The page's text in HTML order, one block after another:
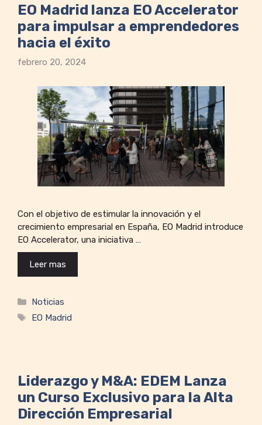
EO Madrid lanza EO Accelerator
para impulsar a emprendedores
hacia el éxito
febrero 20, 2024
Con el objetivo de estimular la innovación y el
crecimiento empresarial en España, EO Madrid introduce
EO Accelerator, una iniciativa …
Leer mas
Categorías
Noticias
Etiquetas
EO Madrid
Liderazgo y M&A: EDEM Lanza
un Curso Exclusivo para la Alta
Dirección Empresarial